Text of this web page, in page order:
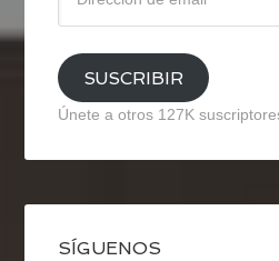
email
SUSCRIBIR
Únete a otros 127K
SÍGUENOS